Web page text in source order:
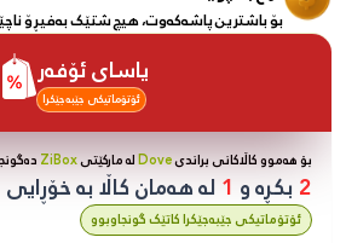
بۆ باشترین پاشەکەوت، هیچ شتێک بەفیڕۆ
یاسای ئۆفەر
ئۆتۆماتیکی جێبەجێکرا
بۆ هەموو کاڵاکانی براندیDoveلە مارکێتیZiBox
2 بکڕە و 1لە هەمان کاڵا بە
ئۆتۆماتیکی جێبەجێکرا کاتێک گونجاوبوو